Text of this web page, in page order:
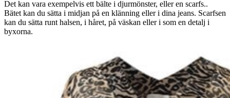
Det kan vara exempelvis ett bälte i djurmönster, eller en scarfs..
Bätet kan du sätta i midjan på en klänning eller i dina jeans. Scarfsen
kan du sätta runt halsen, i håret, på väskan eller i som en detalj i
byxorna.